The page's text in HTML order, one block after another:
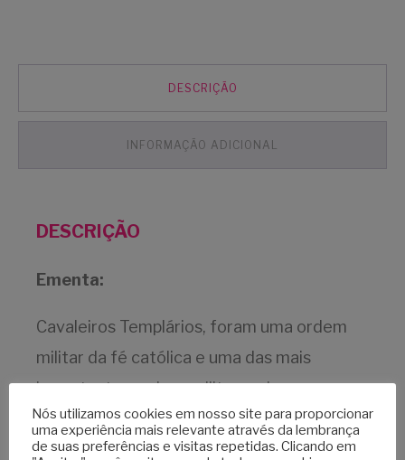
DESCRIÇÃO
INFORMAÇÃO ADICIONAL
DESCRIÇÃO
Ementa:
Cavaleiros Templários, foram uma ordem
militar da fé católica e uma das mais
importantes ordens militares do
cristianismo ocidental. Foram fundados em
1118 para defender os peregrinos a
Nós utilizamos cookies em nosso site para proporcionar
uma experiência mais relevante através da lembrança
de suas preferências e visitas repetidas. Clicando em